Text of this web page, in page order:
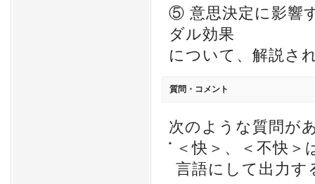
⑤ 意思決定に影響
ダル効果
について、解説さ
質問・コメント
次のような質問が
＜快＞、＜不快
言語にして出力す